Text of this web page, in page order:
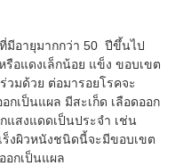
ายุมากกว่า 50 ปีขึ้นไป
รือแดงเล็กน้อย แข็ง ขอบเขต
วมด้วย ต่อมารอยโรคจะ
กเป็นแผล มีสะเก็ด เลือดออก
แสงแดดเป็นประจำ เช่น
งผิวหนังชนิดนี้จะมีขอบเขต
อกเป็นแผล